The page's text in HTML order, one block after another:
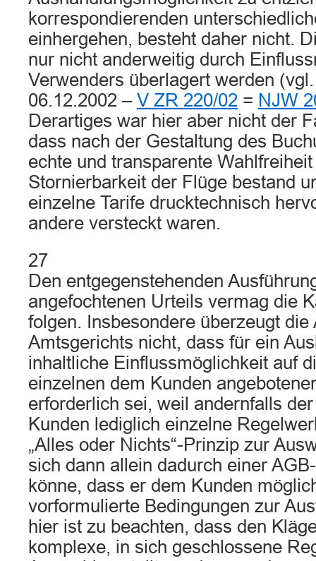
korrespondierenden
einhergehen, besteht daher nicht.
nur nicht anderweitig durch
Verwenders überlagert werden
06.12.2002 – V ZR 220/02 = NJW
Derartiges war hier aber nicht der
dass nach der Gestaltung des
echte und transparente
Stornierbarkeit der Flüge bestand
einzelne Tarife drucktechnisch
andere versteckt waren.
27
Den entgegenstehenden
angefochtenen Urteils vermag die
folgen. Insbesondere überzeugt die
Amtsgerichts nicht, dass für ein
inhaltliche Einflussmöglichkeit auf
einzelnen dem Kunden
erforderlich sei, weil andernfalls
Kunden lediglich einzelne
„Alles oder Nichts“-Prinzip zur
sich dann allein dadurch einer
könne, dass er dem Kunden
vorformulierte Bedingungen zur
hier ist zu beachten, dass den
komplexe, in sich geschlossene